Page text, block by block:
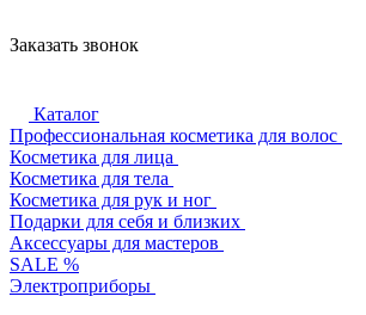
Заказать звонок
Каталог
Профессиональная косметика для волос
Косметика для лица
Косметика для тела
Косметика для рук и ног
Подарки для себя и близких
Аксессуары для мастеров
SALE %
Электроприборы